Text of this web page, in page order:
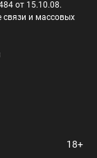
от 15.10.08.
связи и массовых
18+